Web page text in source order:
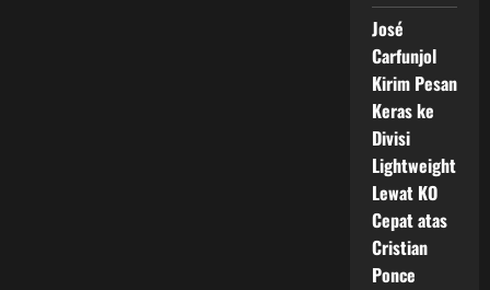
José
Carfunjol
Kirim Pesan
Keras ke
Divisi
Lightweight
Lewat KO
Cepat atas
Cristian
Ponce